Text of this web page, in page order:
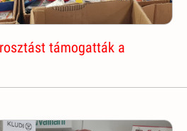
támogatták a